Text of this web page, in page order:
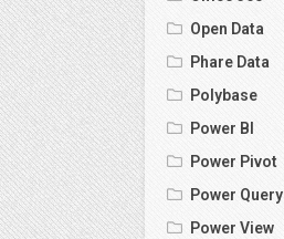
Open Data
Phare Data
Polybase
Power BI
Power Pivot
Power Query
Power View